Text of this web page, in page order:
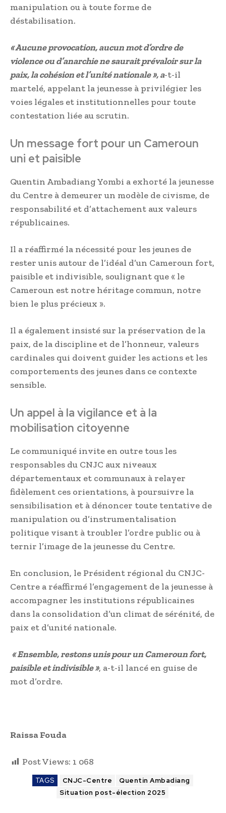
manipulation ou à toute forme de
déstabilisation.
« Aucune provocation, aucun mot d’ordre de
violence ou d’anarchie ne saurait prévaloir sur la
paix, la cohésion et l’unité nationale », a-t-il
martelé, appelant la jeunesse à privilégier les
voies légales et institutionnelles pour toute
contestation liée au scrutin.
Un message fort pour un Cameroun
uni et paisible
Quentin Ambadiang Yombi a exhorté la jeunesse
du Centre à demeurer un modèle de civisme, de
responsabilité et d’attachement aux valeurs
républicaines.
Il a réaffirmé la nécessité pour les jeunes de
rester unis autour de l’idéal d’un Cameroun fort,
paisible et indivisible, soulignant que « le
Cameroun est notre héritage commun, notre
bien le plus précieux ».
Il a également insisté sur la préservation de la
paix, de la discipline et de l’honneur, valeurs
cardinales qui doivent guider les actions et les
comportements des jeunes dans ce contexte
sensible.
Un appel à la vigilance et à la
mobilisation citoyenne
Le communiqué invite en outre tous les
responsables du CNJC aux niveaux
départementaux et communaux à relayer
fidèlement ces orientations, à poursuivre la
sensibilisation et à dénoncer toute tentative de
manipulation ou d’instrumentalisation
politique visant à troubler l’ordre public ou à
ternir l’image de la jeunesse du Centre.
En conclusion, le Président régional du CNJC-
Centre a réaffirmé l’engagement de la jeunesse à
accompagner les institutions républicaines
dans la consolidation d’un climat de sérénité, de
paix et d’unité nationale.
« Ensemble, restons unis pour un Cameroun fort,
paisible et indivisible », a-t-il lancé en guise de
mot d’ordre.
Raissa Fouda
Post Views: 1 068
TAGS CNJC-Centre
Quentin Ambadiang
Situation post-élection 2025